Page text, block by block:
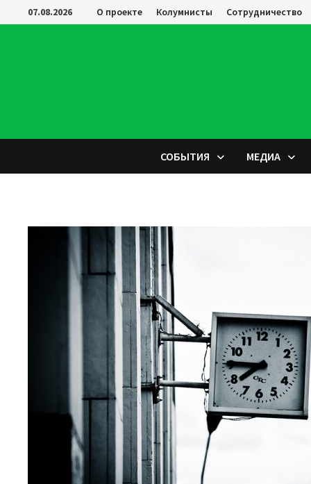
Перейти
к
07.08.2026 О проекте Колумнисты Сотрудничество
СОБЫТИЯ МЕДИА